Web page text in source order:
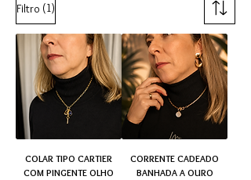
Filtro (1)
COLAR TIPO CARTIER
COM PINGENTE OLHO
CORRENTE CADEADO
BANHADA A OURO